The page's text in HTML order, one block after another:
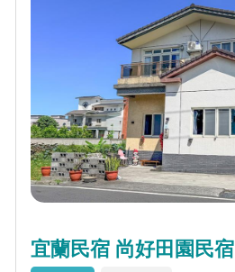
宜蘭民宿 尚好田園民宿